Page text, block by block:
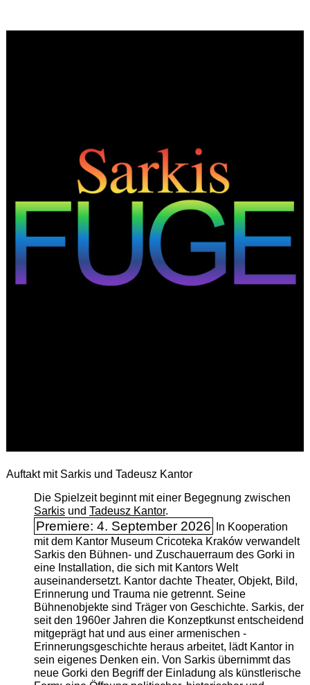
Auftakt mit Sarkis und Tadeusz Kantor
Die Spielzeit beginnt mit einer Begegnung zwischen
Sarkisund Tadeusz Kantor.
Premiere: 4. September 2026
In Kooperation
mit dem Kantor Museum Cricoteka Kraków verwandelt
Sarkis den Bühnen- und Zuschauerraum des Gorki in
eine Installation, die sich mit Kantors Welt
auseinandersetzt. Kantor dachte Theater, Objekt, Bild,
Erinnerung und Trauma nie getrennt. Seine
Bühnenobjekte sind Träger von Geschichte. Sarkis, der
seit den 1960er Jahren die Konzeptkunst entscheidend
mitgeprägt hat und aus einer armenischen ­
Erinnerungsgeschichte heraus arbeitet, lädt Kantor in
sein eigenes Denken ein. Von Sarkis übernimmt das
neue Gorki den Begriff der Einladung als künstlerische